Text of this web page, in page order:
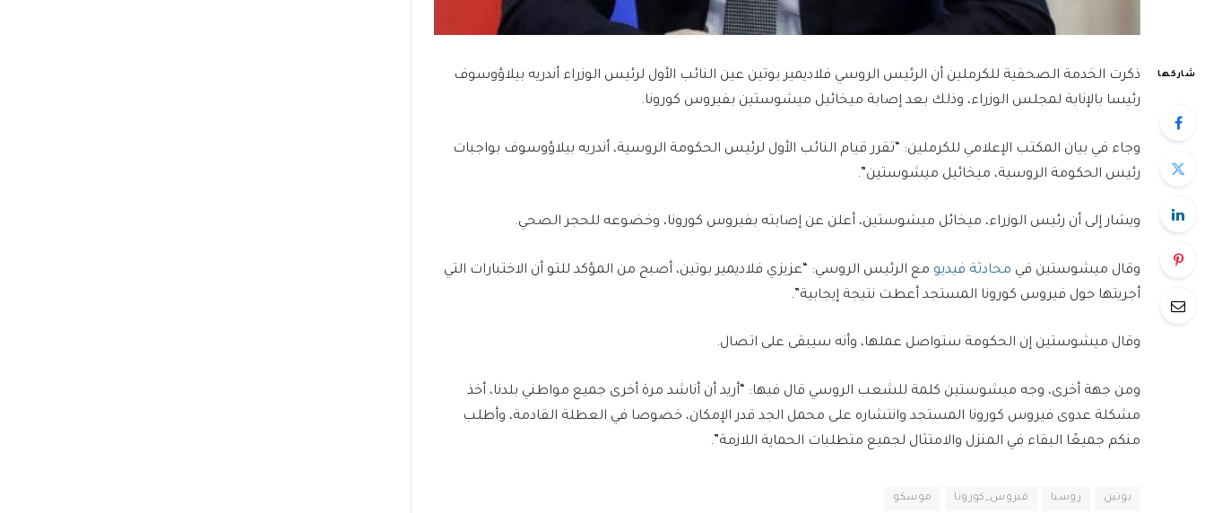
شاركها
ذكرت الخدمة الصحفية للكرملين أن الرئيس الروسي فلاديمير بوتين عين النائب الأول لرئيس الوزراء أندريه بيلاؤوسوف
رئيسا بالإنابة لمجلس الوزراء، وذلك بعد إصابة ميخائيل ميشوستين بفيروس كورونا.
وجاء في بيان المكتب الإعلامي للكرملين: “تقرر قيام النائب الأول لرئيس الحكومة الروسية، أندريه بيلاؤوسوف بواجبات
رئيس الحكومة الروسية، ميخائيل ميشوستين”.
ويشار إلى أن رئيس الوزراء، ميخائل ميشوستين، أعلن عن إصابته بفيروس كورونا، وخضوعه للحجر الصحي.
وقال ميشوستين في محادثة فيديو مع الرئيس الروسي: “عزيزي فلاديمير بوتين، أصبح من المؤكد للتو أن الاختبارات التي
أجريتها حول فيروس كورونا المستجد أعطت نتيجة إيجابية”.
وقال ميشوستين إن الحكومة ستواصل عملها، وأنه سيبقى على اتصال.
ومن جهة أخرى، وجه ميشوستين كلمة للشعب الروسي قال فيها: “أريد أن أناشد مرة أخرى جميع مواطني بلدنا، أخذ
مشكلة عدوى فيروس كورونا المستجد وانتشاره على محمل الجد قدر الإمكان، خصوصا في العطلة القادمة، وأطلب
منكم جميعًا البقاء في المنزل والامتثال لجميع متطلبات الحماية اللازمة”.
بوتين روسيا فيروس_كورونا موسكو